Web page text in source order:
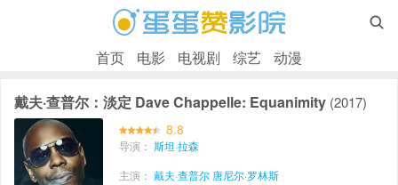

首页 电影 电视剧 综艺 动漫
戴夫·查普尔：淡定 Dave Chappelle: Equanimity (2017)
8.8
导演： 斯坦·拉森
主演： 戴夫·查普尔 唐尼尔·罗林斯